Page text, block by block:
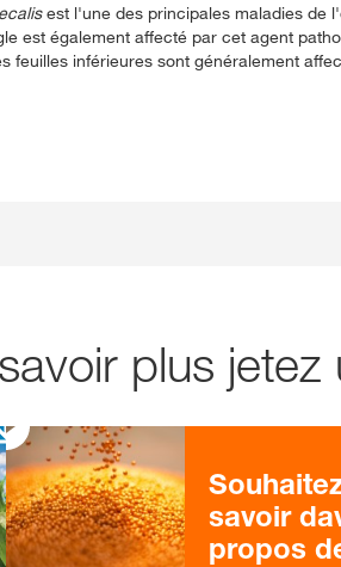
est l'une des principales maladies de
est également affecté par cet agent
feuilles inférieures sont généralement
plus
savoir
propos